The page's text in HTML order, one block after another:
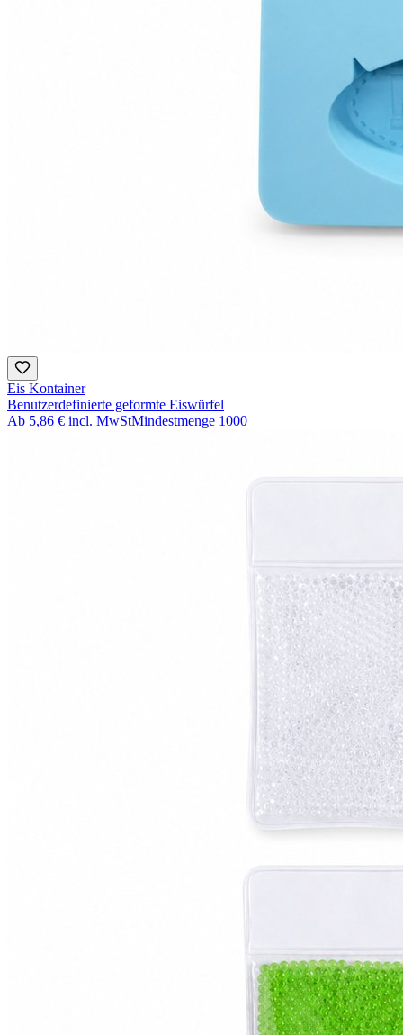
Eis Kontainer
Benutzerdefinierte geformte Eiswürfel
Ab 5,86 € incl. MwStMindestmenge 1000